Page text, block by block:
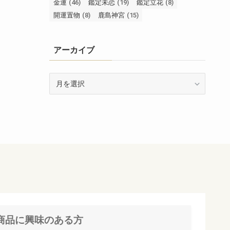
金運 (46) 鑑定未恋 (19) 鑑定立花 (8)
開運置物 (8) 鹿島神宮 (15)
アーカイブ
品に興味のある方